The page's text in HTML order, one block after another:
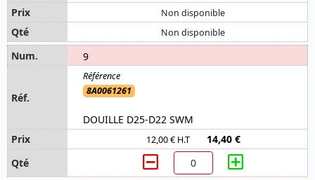
Non disponible
Non disponible
9
8A0061261
DOUILLE D25-D22 SWM
12,00 € H.T 14,40 €